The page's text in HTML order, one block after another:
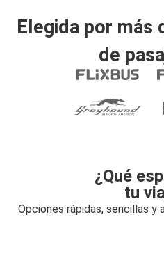
Elegida por más
de
¿Qué
tu
Opciones rápidas, sencillas y